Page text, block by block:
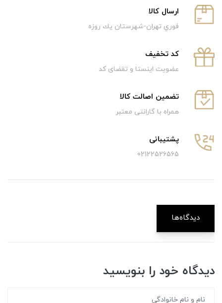
ارسال كالا
فوري تهران-شهرستان يك روزه
كد تخفيف
عضویت اینستا و تقضای کد
تضمین اصالت کالا
همراه با گارانتی معتبر
پشتیبانی
02122526565
دیدگاه‌ها
دیدگاه خود را بنویسید